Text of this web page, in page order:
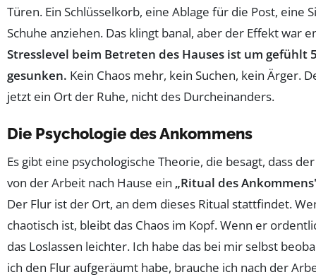
Türen. Ein Schlüsselkorb, eine Ablage für die Post, eine
Schuhe anziehen. Das klingt banal, aber der Effekt war
Stresslevel beim Betreten des Hauses ist um gefühlt
gesunken. Kein Chaos mehr, kein Suchen, kein Ärger.
jetzt ein Ort der Ruhe, nicht des Durcheinanders.
Die Psychologie des Ankommens
Es gibt eine psychologische Theorie, die besagt, dass
von der Arbeit nach Hause ein „Ritual des
Der Flur ist der Ort, an dem dieses Ritual stattfindet.
chaotisch ist, bleibt das Chaos im Kopf. Wenn er
das Loslassen leichter. Ich habe das bei mir selbst
ich den Flur aufgeräumt habe, brauche ich nach der